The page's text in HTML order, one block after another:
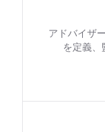
アドバイザ
を定義、